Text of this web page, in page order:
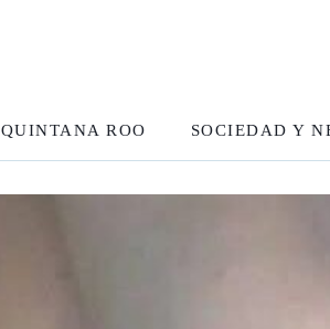
QUINTANA ROO SOCIEDAD Y